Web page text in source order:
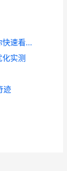
王者荣耀S44出装顺序调整 数据帝带你快速看懂版本变化
实测
迹